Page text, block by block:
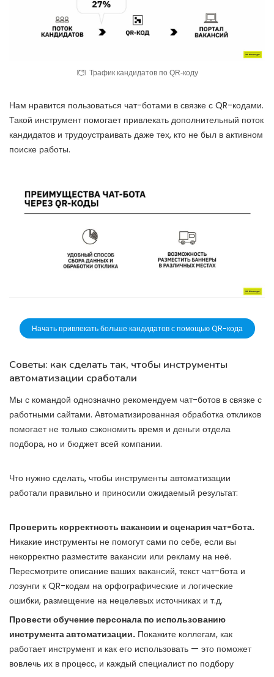
Трафик кандидатов по QR-коду
Нам нравится пользоваться чат-ботами в связке с QR-кодами.
Такой инструмент помогает привлекать дополнительный поток
кандидатов и трудоустраивать даже тех, кто не был в активном
поиске работы.
Начать привлекать больше кандидатов с помощью QR-кода
Советы: как сделать так, чтобы инструменты
автоматизации сработали
Мы с командой однозначно рекомендуем чат-ботов в связке с
работными сайтами. Автоматизированная обработка откликов
помогает не только сэкономить время и деньги отдела
подбора, но и бюджет всей компании.
Что нужно сделать, чтобы инструменты автоматизации
работали правильно и приносили ожидаемый результат:
Проверить корректность вакансии и сценария чат-бота.
Никакие инструменты не помогут сами по себе, если вы
некорректно разместите вакансии или рекламу на неё.
Пересмотрите описание ваших вакансий, текст чат-бота и
лозунги к QR-кодам на орфографические и логические
ошибки, размещение на нецелевых источниках и т.д.
Провести обучение персонала по использованию
инструмента автоматизации. Покажите коллегам, как
работает инструмент и как его использовать — это поможет
вовлечь их в процесс, и каждый специалист по подбору